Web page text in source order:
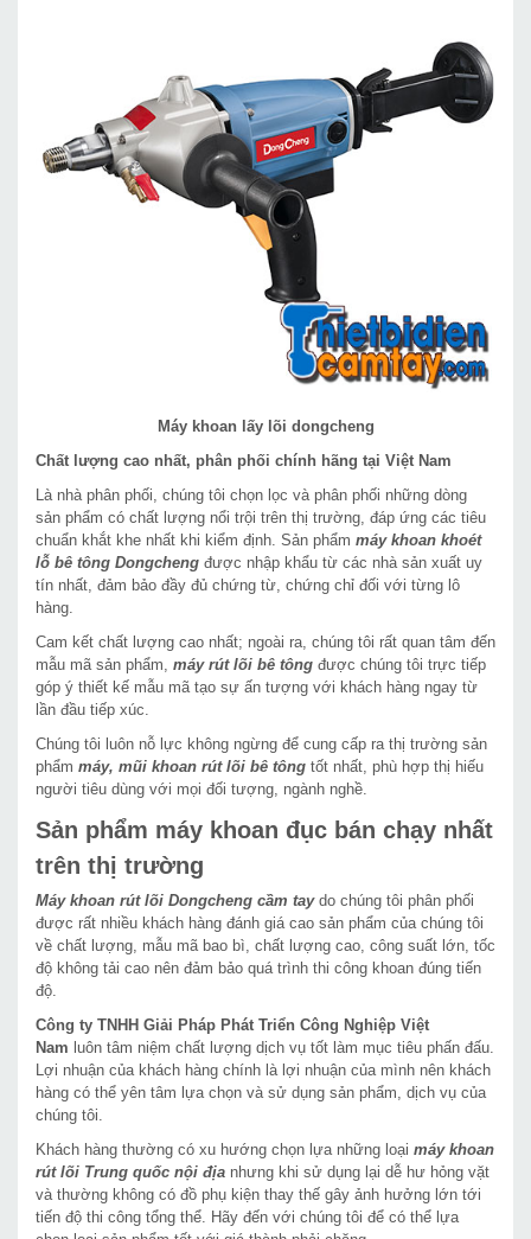
Máy khoan lấy lõi dongcheng
Chất lượng cao nhất, phân phối chính hãng tại Việt Nam
Là nhà phân phối, chúng tôi chọn lọc và phân phối những dòng
sản phẩm có chất lượng nổi trội trên thị trường, đáp ứng các tiêu
chuẩn khắt khe nhất khi kiểm định. Sản phẩm máy khoan khoét
lỗ bê tông Dongcheng được nhập khẩu từ các nhà sản xuất uy
tín nhất, đảm bảo đầy đủ chứng từ, chứng chỉ đối với từng lô
hàng.
Cam kết chất lượng cao nhất; ngoài ra, chúng tôi rất quan tâm đến
mẫu mã sản phẩm, máy rút lõi bê tông được chúng tôi trực tiếp
góp ý thiết kế mẫu mã tạo sự ấn tượng với khách hàng ngay từ
lần đầu tiếp xúc.
Chúng tôi luôn nỗ lực không ngừng để cung cấp ra thị trường sản
phẩm máy, mũi khoan rút lõi bê tông tốt nhất, phù hợp thị hiếu
người tiêu dùng với mọi đối tượng, ngành nghề.
Sản phẩm máy khoan đục bán chạy nhất
trên thị trường
Máy khoan rút lõi Dongcheng cầm tay do chúng tôi phân phối
được rất nhiều khách hàng đánh giá cao sản phẩm của chúng tôi
về chất lượng, mẫu mã bao bì, chất lượng cao, công suất lớn, tốc
độ không tải cao nên đảm bảo quá trình thi công khoan đúng tiến
độ.
Công ty TNHH Giải Pháp Phát Triển Công Nghiệp Việt
Nam luôn tâm niệm chất lượng dịch vụ tốt làm mục tiêu phấn đấu.
Lợi nhuận của khách hàng chính là lợi nhuận của mình nên khách
hàng có thể yên tâm lựa chọn và sử dụng sản phẩm, dịch vụ của
chúng tôi.
Khách hàng thường có xu hướng chọn lựa những loại máy khoan
rút lõi Trung quốc nội địa nhưng khi sử dụng lại dễ hư hỏng vặt
và thường không có đồ phụ kiện thay thế gây ảnh hưởng lớn tới
tiến độ thi công tổng thể. Hãy đến với chúng tôi để có thể lựa